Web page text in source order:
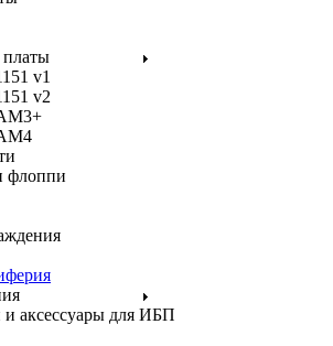
v1
v2
флоппи
и аксессуары для ИБП